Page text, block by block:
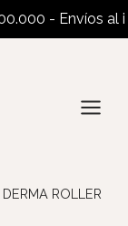
- Envíos al
DERMA ROLLER